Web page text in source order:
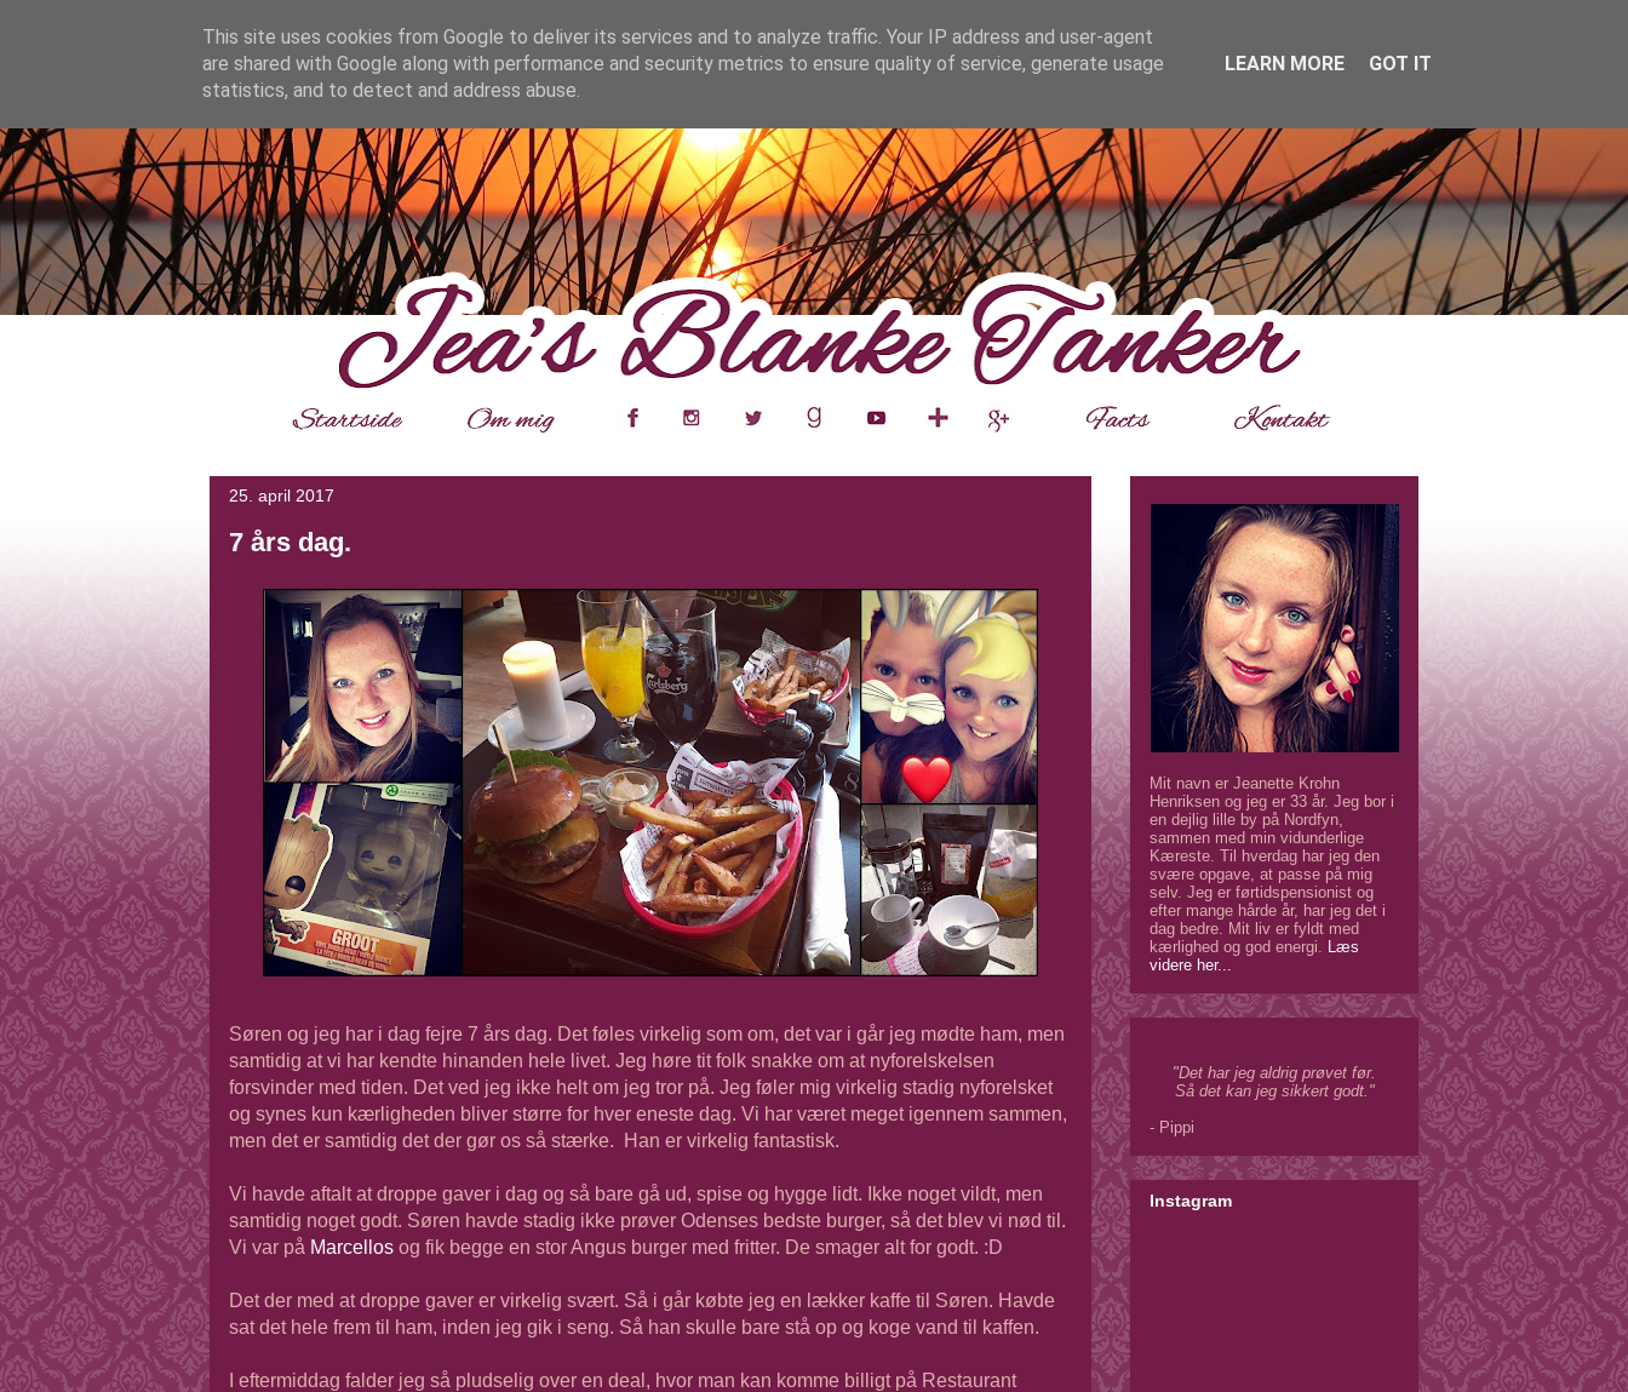
25. april 2017
7 års dag.
Søren og jeg har i dag fejre 7 års dag. Det føles virkelig som om, det var i går jeg mødte ham, men
samtidig at vi har kendte hinanden hele livet. Jeg høre tit folk snakke om at nyforelskelsen
forsvinder med tiden. Det ved jeg ikke helt om jeg tror på. Jeg føler mig virkelig stadig nyforelsket
og synes kun kærligheden bliver større for hver eneste dag. Vi har været meget igennem sammen,
men det er samtidig det der gør os så stærke. Han er virkelig fantastisk.
Vi havde aftalt at droppe gaver i dag og så bare gå ud, spise og hygge lidt. Ikke noget vildt, men
samtidig noget godt. Søren havde stadig ikke prøver Odenses bedste burger, så det blev vi nød til.
Vi var på Marcellos og fik begge en stor Angus burger med fritter. De smager alt for godt. :D
Det der med at droppe gaver er virkelig svært. Så i går købte jeg en lækker kaffe til Søren. Havde
sat det hele frem til ham, inden jeg gik i seng. Så han skulle bare stå op og koge vand til kaffen.
I eftermiddag falder jeg så pludselig over en deal, hvor man kan komme billigt på Restaurant
Mit navn er Jeanette Krohn
Henriksen og jeg er 33 år. Jeg bor i
en dejlig lille by på Nordfyn,
sammen med min vidunderlige
Kæreste. Til hverdag har jeg den
svære opgave, at passe på mig
selv. Jeg er førtidspensionist og
efter mange hårde år, har jeg det i
dag bedre. Mit liv er fyldt med
kærlighed og god energi. Læs
videre her...
"Det har jeg aldrig prøvet før.
Så det kan jeg sikkert godt."
- Pippi
Instagram
This site uses cookies from Google to deliver its services and to analyze traffic. Your IP address and user-agent
are shared with Google along with performance and security metrics to ensure quality of service, generate usage
statistics, and to detect and address abuse.
LEARN MORE GOT IT